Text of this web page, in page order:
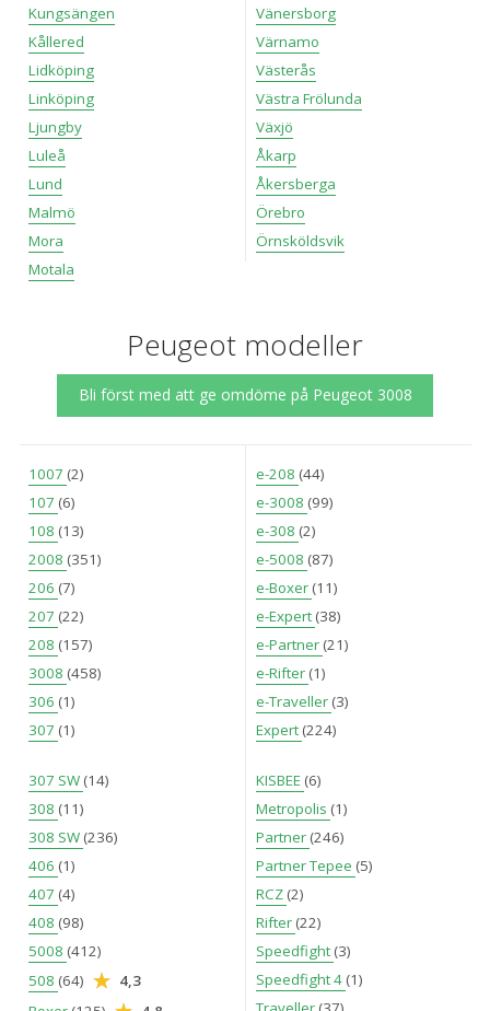
Kungsängen
Kållered
Lidköping
Linköping
Ljungby
Luleå
Lund
Malmö
Mora
Motala
Vänersborg
Värnamo
Västerås
Västra Frölunda
Växjö
Åkarp
Åkersberga
Örebro
Örnsköldsvik
Peugeot modeller
Bli först med att ge omdöme på Peugeot 3008
1007 (2)
107 (6)
108 (13)
2008 (351)
206 (7)
207 (22)
208 (157)
3008 (458)
306 (1)
307 (1)
307 SW (14)
308 (11)
308 SW (236)
406 (1)
407 (4)
408 (98)
5008 (412)
508 (64)
4,3
e-208 (44)
e-3008 (99)
e-308 (2)
e-5008 (87)
e-Boxer (11)
e-Expert (38)
e-Partner (21)
e-Rifter (1)
e-Traveller (3)
Expert (224)
KISBEE (6)
Metropolis (1)
Partner (246)
Partner Tepee (5)
RCZ (2)
Rifter (22)
Speedfight (3)
Speedfight 4 (1)